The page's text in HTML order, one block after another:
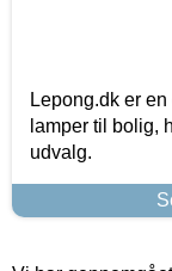
Lepong.dk er
lamper til bolig,
udvalg.